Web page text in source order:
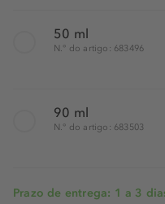
50 ml
N.° do artigo: 683496
90 ml
N.° do artigo: 683503
Prazo de entrega: 1 a 3